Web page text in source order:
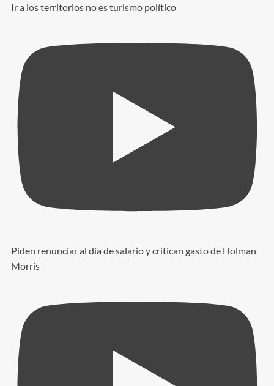
Ir a los territorios no es turismo político
Piden renunciar al día de salario y critican gasto de Holman
Morris